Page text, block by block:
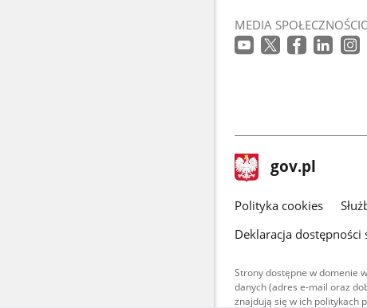
MEDIA
stopka
gov.pl Strona
gov.pl
gov.pl
Polityka cookies
Deklaracja dostępności
Strony dostępne w domenie
danych (adres e-mail oraz
znajdują się w ich politykach